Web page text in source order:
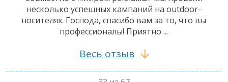
несколько успешных кампаний на outdoor-
носителях. Господа, спасибо вам за то, что вы
профессионалы! Приятно ...
Весь отзыв